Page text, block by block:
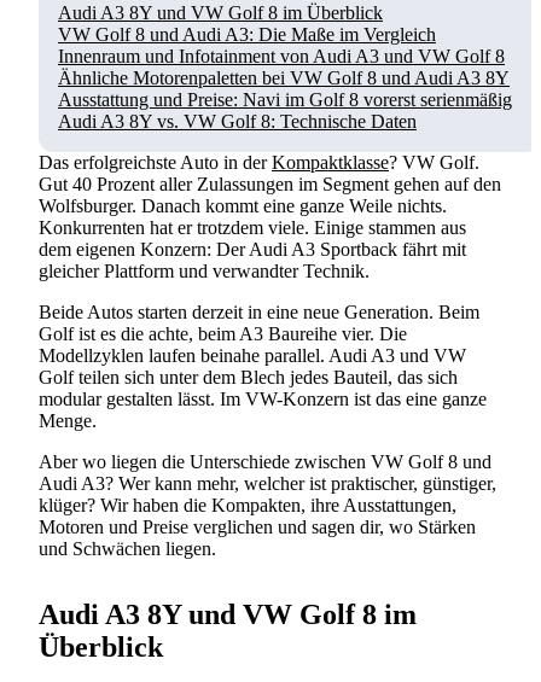
Audi A3 8Y und VW Golf 8 im Überblick
VW Golf 8 und Audi A3: Die Maße im Vergleich
Innenraum und Infotainment von Audi A3 und VW Golf 8
Ähnliche Motorenpaletten bei VW Golf 8 und Audi A3 8Y
Ausstattung und Preise: Navi im Golf 8 vorerst serienmäßig
Audi A3 8Y vs. VW Golf 8: Technische Daten
Das erfolgreichste Auto in derKompaktklasse? VW Golf.
Gut 40 Prozent aller Zulassungen im Segment gehen auf den
Wolfsburger. Danach kommt eine ganze Weile nichts.
Konkurrenten hat er trotzdem viele. Einige stammen aus
dem eigenen Konzern: Der Audi A3 Sportback fährt mit
gleicher Plattform und verwandter Technik.
Beide Autos starten derzeit in eine neue Generation. Beim
Golf ist es die achte, beim A3 Baureihe vier. Die
Modellzyklen laufen beinahe parallel. Audi A3 und VW
Golf teilen sich unter dem Blech jedes Bauteil, das sich
modular gestalten lässt. Im VW-Konzern ist das eine ganze
Menge.
Aber wo liegen die Unterschiede zwischen VW Golf 8 und
Audi A3? Wer kann mehr, welcher ist praktischer, günstiger,
klüger? Wir haben die Kompakten, ihre Ausstattungen,
Motoren und Preise verglichen und sagen dir, wo Stärken
und Schwächen liegen.
Audi A3 8Y und VW Golf 8 im
Überblick